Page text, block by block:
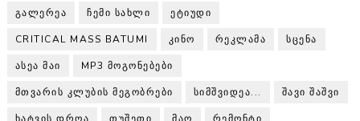
ᲒᲐᲚᲔᲠᲔᲐ ᲩᲔᲛᲘ ᲡᲐᲮᲚᲘ ᲔᲢᲘᲣᲓᲘ
CRITICAL MASS BATUMI ᲙᲘᲜᲝ ᲠᲔᲙᲚᲐᲛᲐ ᲡᲪᲔᲜᲐ
ᲐᲡᲔᲐ ᲛᲐᲘ MP3 ᲛᲝᲒᲝᲜᲔᲑᲔᲑᲘ
ᲛᲗᲕᲐᲠᲘᲡ ᲙᲚᲣᲑᲘᲡ ᲛᲔᲒᲝᲑᲠᲔᲑᲘ ᲡᲘᲛᲨᲕᲘᲓᲔᲐ... ᲨᲐᲕᲘ ᲨᲐᲨᲕᲘ